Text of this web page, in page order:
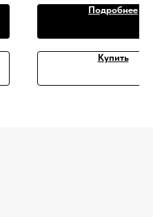
Подробнее
Купить